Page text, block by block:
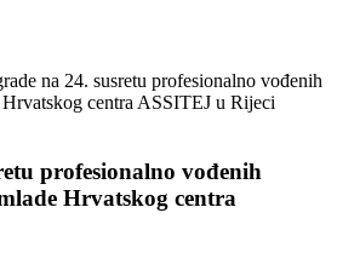
na 24. susretu profesionalno vođenih
centra ASSITEJ u Rijeci
profesionalno vođenih
Hrvatskog centra